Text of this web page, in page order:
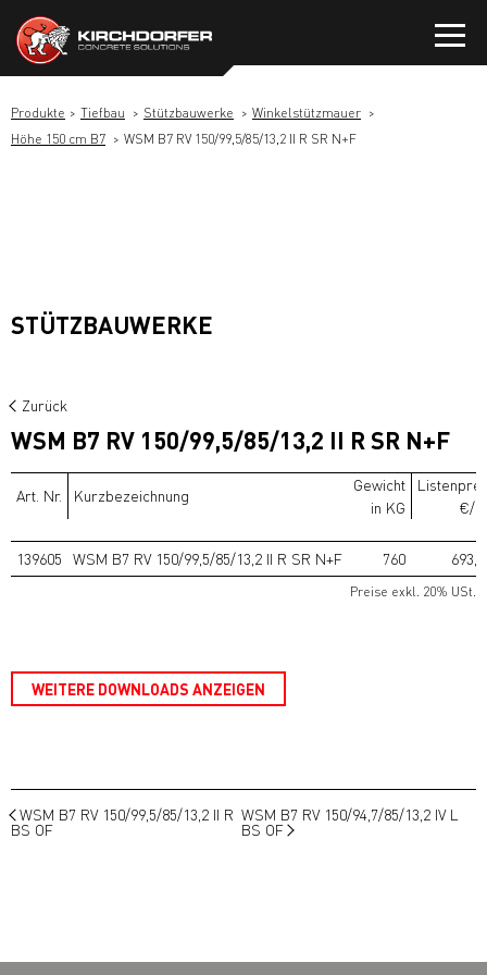
Inhalt
springen
Produkte Tiefbau Stützbauwerke
Winkelstützmauer
Höhe 150 cm B7
WSM B7 RV 150/99,5/85/13,2 II R SR N+F
STÜTZBAUWERKE
Zurück
WSM B7 RV 150/99,5/85/13,2 II R SR N+F
Art. Nr. Kurzbezeichnung
Gewicht
in KG
€/
139605 WSM B7 RV 150/99,5/85/13,2 II R SR N+F 760
Preise exkl. 20% USt.
WEITERE DOWNLOADS ANZEIGEN
WSM B7 RV 150/99,5/85/13,2 II R
BS OF
WSM B7 RV 150/94,7/85/13,2 IV L
BS OF